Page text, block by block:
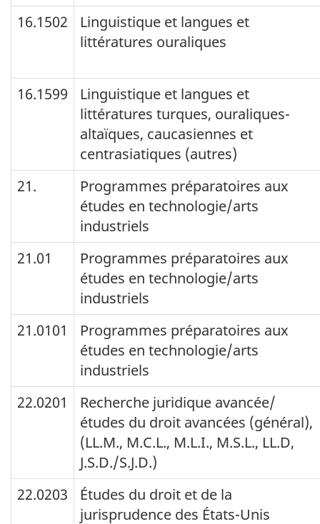
16.1502
Linguistique et langues et
littératures ouraliques
16.1599
Linguistique et langues et
littératures turques, ouraliques-
altaïques, caucasiennes et
centrasiatiques (autres)
21.
Programmes préparatoires aux
études en technologie/arts
industriels
21.01
Programmes préparatoires aux
études en technologie/arts
industriels
21.0101
Programmes préparatoires aux
études en technologie/arts
industriels
22.0201
Recherche juridique avancée/
études du droit avancées (général),
(LL.M., M.C.L., M.L.I., M.S.L., LL.D,
J.S.D./S.J.D.)
22.0203
Études du droit et de la
jurisprudence des États-Unis